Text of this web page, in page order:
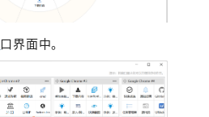
口界面中。